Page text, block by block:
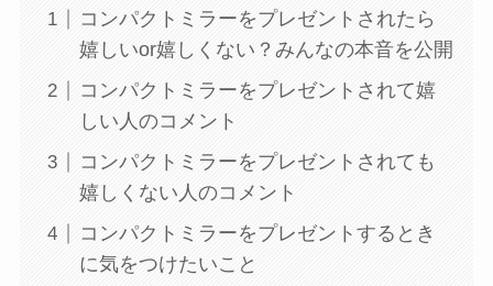
コンパクトミラーをプレゼントされたら
嬉しいor嬉しくない？みんなの本音を公開
コンパクトミラーをプレゼントされて嬉
しい人のコメント
コンパクトミラーをプレゼントされても
嬉しくない人のコメント
コンパクトミラーをプレゼントするとき
に気をつけたいこと